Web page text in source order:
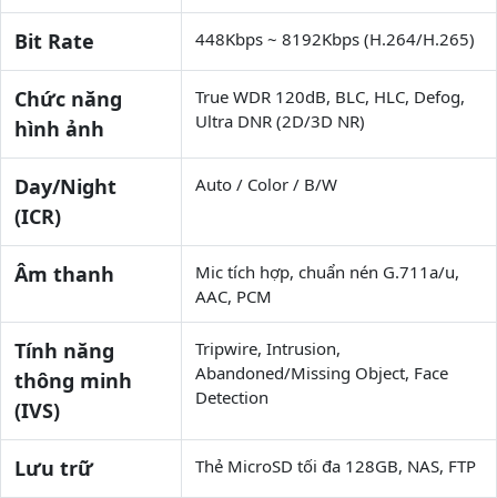
Bit Rate 448Kbps ~ 8192Kbps (H.264/H.265)
Chức năng
hình ảnh
True WDR 120dB, BLC, HLC, Defog,
Ultra DNR (2D/3D NR)
Day/Night
(ICR)
Auto / Color / B/W
Âm thanh
Mic tích hợp, chuẩn nén G.711a/u,
AAC, PCM
Tính năng
thông minh
(IVS)
Tripwire, Intrusion,
Abandoned/Missing Object, Face
Detection
Lưu trữ Thẻ MicroSD tối đa 128GB, NAS, FTP